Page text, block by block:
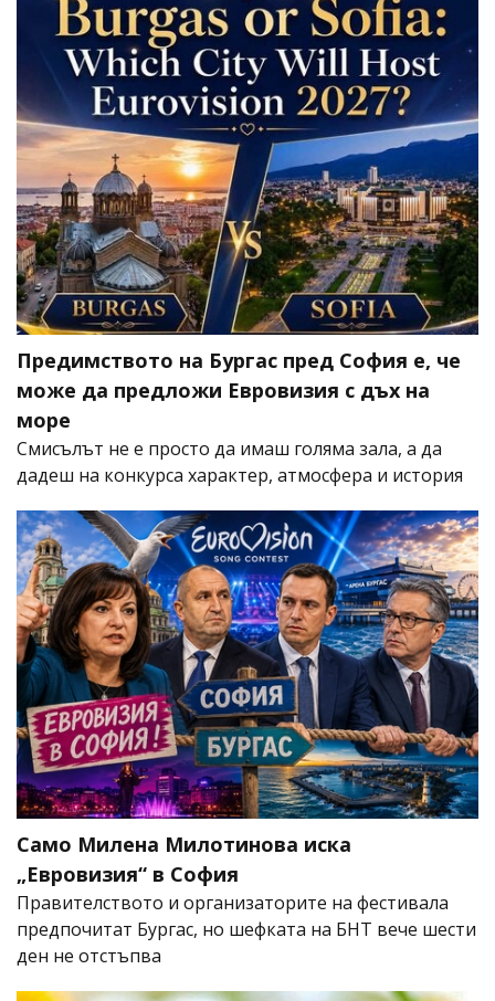
Предимството на Бургас пред София е, че
може да предложи Евровизия с дъх на
море
Смисълът не е просто да имаш голяма зала, а да
дадеш на конкурса характер, атмосфера и история
Само Милена Милотинова иска
„Евровизия“ в София
Правителството и организаторите на фестивала
предпочитат Бургас, но шефката на БНТ вече шести
ден не отстъпва